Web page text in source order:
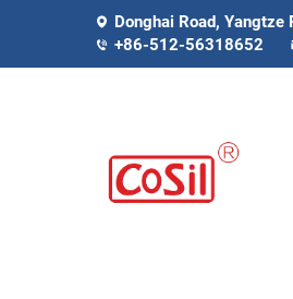
Donghai Road,
+86-512-56318652